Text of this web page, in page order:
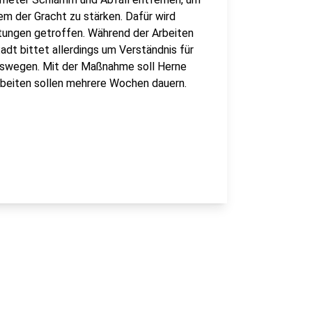
der Gracht zu stärken. Dafür wird
getroffen. Während der Arbeiten
bittet allerdings um Verständnis für
Mit der Maßnahme soll Herne
sollen mehrere Wochen dauern.